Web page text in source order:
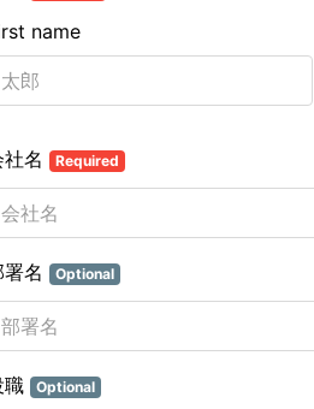
name
名 Required
名 Optional
職 Optional